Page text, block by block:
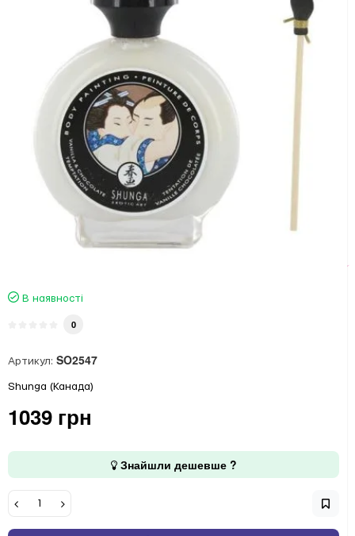
В наявності
0
Артикул: SO2547
Shunga (Канада)
1039 грн
Знайшли дешевше ?